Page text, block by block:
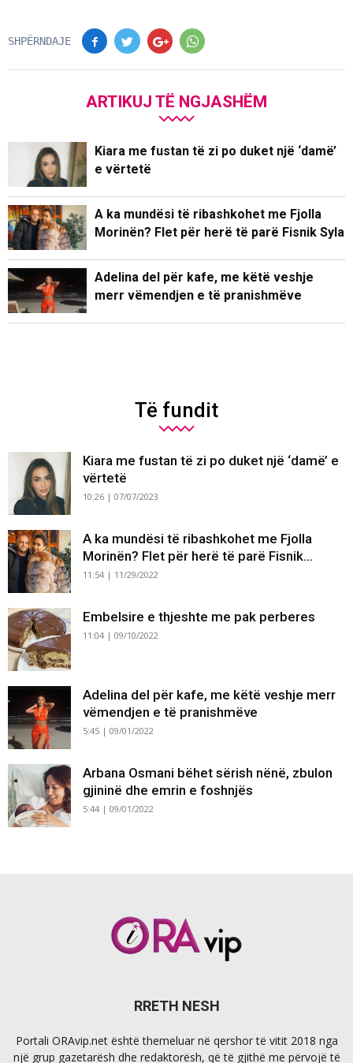
SHPËRNDAJE
ARTIKUJ TË NGJASHËM
Kiara me fustan të zi po duket një ‘damë’
e vërtetë
A ka mundësi të ribashkohet me Fjolla
Morinën? Flet për herë të parë Fisnik Syla
Adelina del për kafe, me këtë veshje
merr vëmendjen e të pranishmëve
Të fundit
Kiara me fustan të zi po duket një ‘damë’ e
vërtetë
10:26 | 07/07/2023
A ka mundësi të ribashkohet me Fjolla
Morinën? Flet për herë të parë Fisnik...
11:54 | 11/29/2022
Embelsire e thjeshte me pak perberes
11:04 | 09/10/2022
Adelina del për kafe, me këtë veshje merr
vëmendjen e të pranishmëve
5:45 | 09/01/2022
Arbana Osmani bëhet sërish nënë, zbulon
gjininë dhe emrin e foshnjës
5:44 | 09/01/2022
RRETH NESH
Portali ORAvip.net është themeluar në qershor të vitit 2018 nga
një grup gazetarësh dhe redaktorësh, që të gjithë me përvojë të